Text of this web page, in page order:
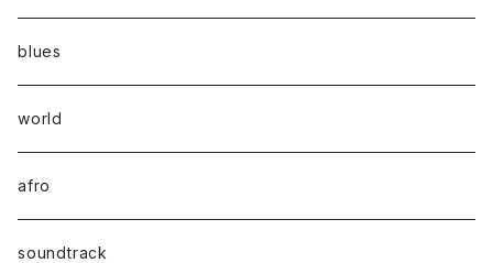
blues
world
afro
soundtrack